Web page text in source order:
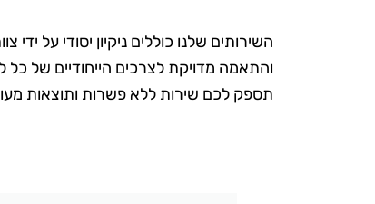
השירותים שלנו כוללים ניקיון יסודי על ידי
והתאמה מדויקת לצרכים הייחודיים של כל
תספק לכם שירות ללא פשרות ותוצאות